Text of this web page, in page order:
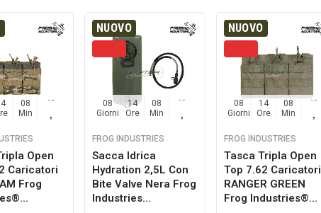
08
Min
48
Open
Caricatori
Frog
NUOVO
08
Giorni
14
Ore
08
Min
48
FROG INDUSTRIES
Sacca Idrica
Hydration 2,5L Con
Bite Valve Nera Frog
Industries...
NUOVO
08
Giorni
14
Ore
08
Min
48
FROG INDUSTRIES
Tasca Tripla Open
Top 7.62 Caricatori
RANGER GREEN
Frog Industries®...